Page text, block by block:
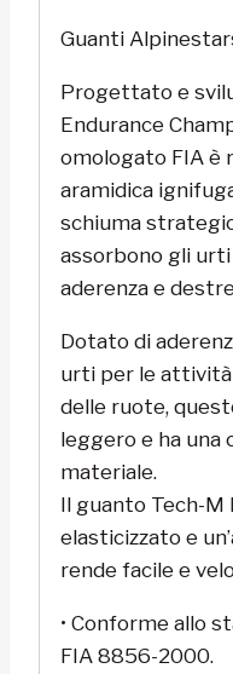
Guanti
Progettato e
Endurance
omologato FIA è
aramidica
schiuma
assorbono gli
aderenza e
Dotato di
urti per le attività
delle ruote,
leggero e ha
materiale.
Il guanto Tech-M
elasticizzato e
rende facile e
• Conforme allo
FIA 8856-2000.